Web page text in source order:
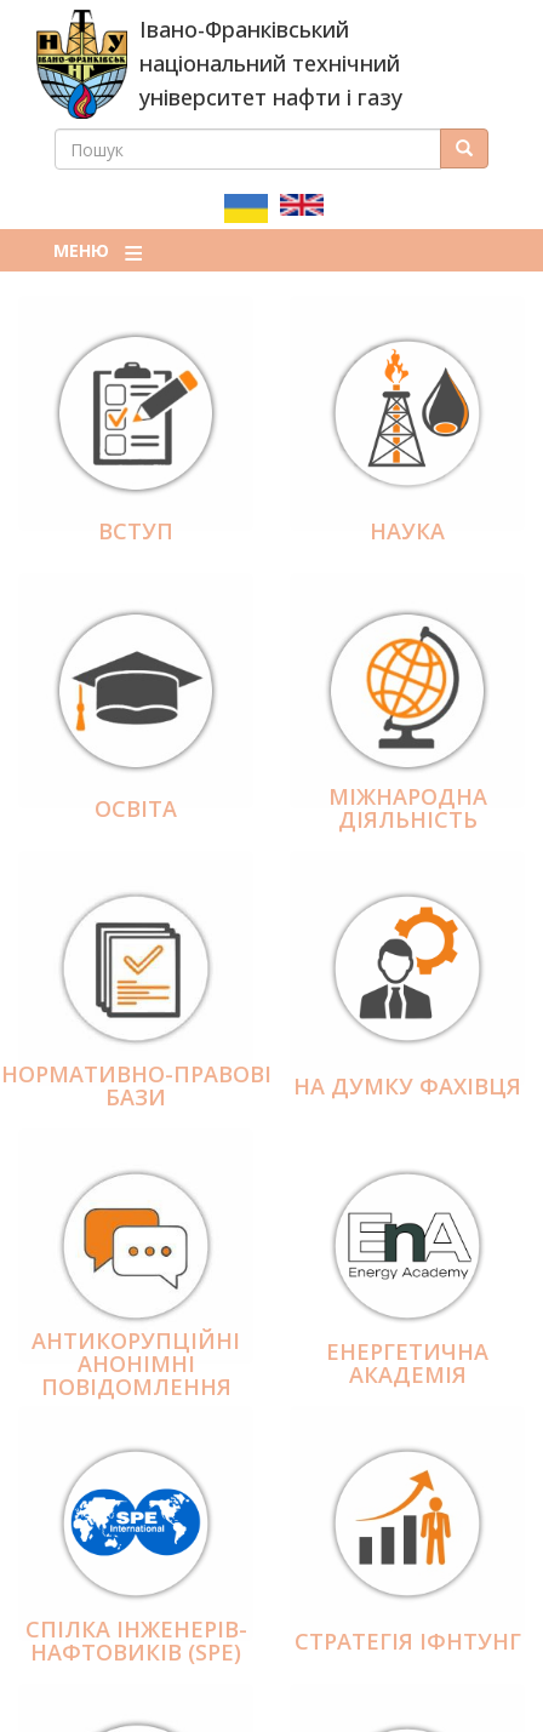
основного
вмісту
Івано-Франківський
національний технічний
університет нафти і газу
ПОШУКОВА
ПОШУК Пошук
МЕНЮ
ВСТУП НАУКА
ОСВІТА МІЖНАРОДНА
ДІЯЛЬНІCТЬ
НОРМАТИВНО-ПРАВОВІ
БАЗИ НА ДУМКУ ФАХІВЦЯ
АНТИКОРУПЦІЙНІ
АНОНІМНІ
ПОВІДОМЛЕННЯ
ЕНЕРГЕТИЧНА
АКАДЕМІЯ
СПІЛКА ІНЖЕНЕРІВ-
НАФТОВИКІВ (SPE) СТРАТЕГІЯ ІФНТУНГ